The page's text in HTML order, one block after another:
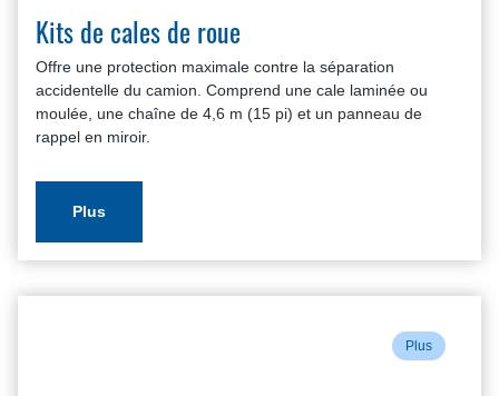
Kits de cales de roue
Offre une protection maximale contre la séparation
accidentelle du camion. Comprend une cale laminée ou
moulée, une chaîne de 4,6 m (15 pi) et un panneau de
rappel en miroir.
Plus
Plus